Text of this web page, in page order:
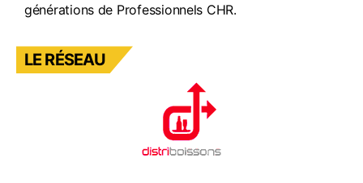
générations de Professionnels CHR.
LE RÉSEAU